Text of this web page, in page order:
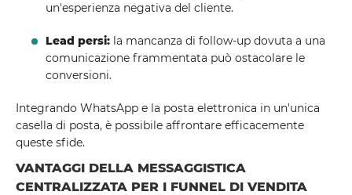
un'esperienza negativa del cliente.
Lead persi: la mancanza di follow-up dovuta a una
comunicazione frammentata può ostacolare le
conversioni.
Integrando WhatsApp e la posta elettronica in un'unica
casella di posta, è possibile affrontare efficacemente
queste sfide.
VANTAGGI DELLA MESSAGGISTICA
CENTRALIZZATA PER I FUNNEL DI VENDITA